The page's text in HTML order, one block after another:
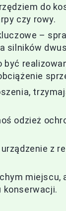
do
czy rowy.
–
silników
odzież
z
miejscu,
konserwacji.